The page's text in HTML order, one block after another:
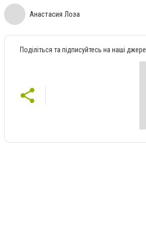
Анастасия Лоза
Поділіться та підписуйтесь на наші